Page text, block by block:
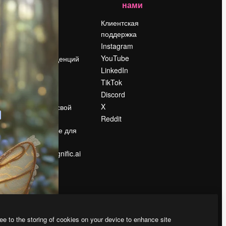
Цены
О нас
Reviews
Поиск тенденций
Блог
События
Slidesgo
Продайте свой
контент
Помещение для
прессы
Ищете magnific.ai
нами
Клиентская
поддержка
Instagram
YouTube
LinkedIn
TikTok
Discord
X
Reddit
to the storing of cookies on your device to enhance site